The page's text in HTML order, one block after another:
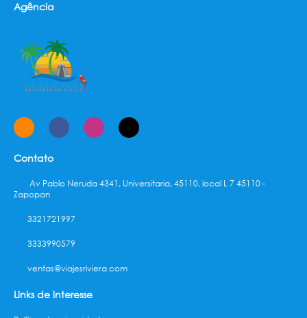
Agência
Contato
Av Pablo Neruda 4341, Universitaria, 45110, local L 7 45110 -
Zapopan
3321721997
3333990579
ventas@viajesriviera.com
Links de interesse